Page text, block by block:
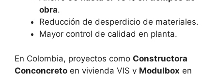
obra.
Reducción de desperdicio de materiales.
Mayor control de calidad en planta.
En Colombia, proyectos como Constructora
Conconcreto en vivienda VIS y Modulbox en